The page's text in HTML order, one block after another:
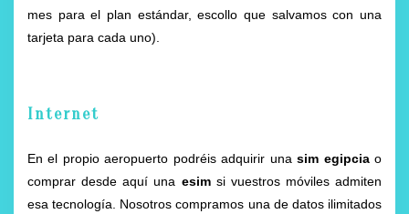
mes para el plan estándar, escollo que salvamos con una
tarjeta para cada uno).
Internet
En el propio aeropuerto podréis adquirir unasim egipciao
comprar desde aquí una esimsi vuestros móviles admiten
esa tecnología. Nosotros compramos una de datos ilimitados